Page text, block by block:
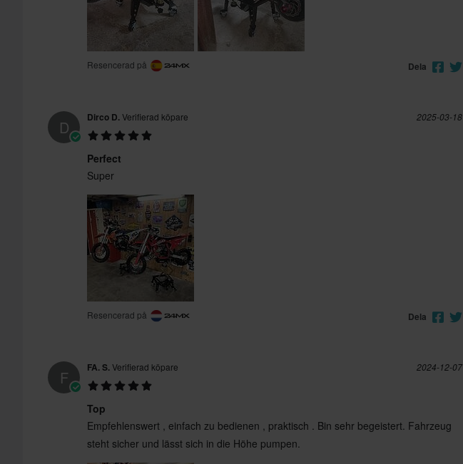
Resencerad på Dela
D Dirco D.Verifierad köpare 2025-03-18
Perfect
Super
Resencerad på Dela
F FA. S.Verifierad köpare 2024-12-07
Top
Empfehlenswert , einfach zu bedienen , praktisch . Bin sehr begeistert. Fahrzeug
steht sicher und lässt sich in die Höhe pumpen.